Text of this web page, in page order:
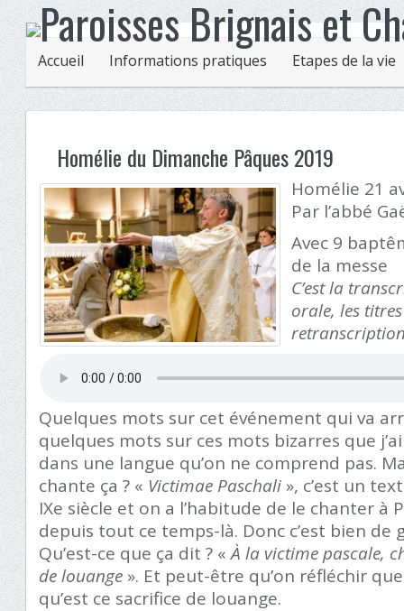
Accueil Informations pratiques Etapes de la vie
Homélie du Dimanche Pâques 2019
Homélie 21
Par l’abbé
Avec 9
de la messe
C’est la
orale, les
Quelques mots sur cet événement qui va
quelques mots sur ces mots bizarres que
dans une langue qu’on ne comprend pas.
chante ça ? « Victimae Paschali », c’est un
IXe siècle et on a l’habitude de le chanter à
depuis tout ce temps-là. Donc c’est bien
Qu’est-ce que ça dit ? «À la victime pascale,
de louange ». Et peut-être qu’on réfléchir
qu’est ce sacrifice de louange.